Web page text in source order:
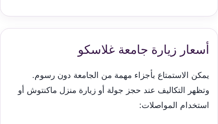
أسعار زيارة جامعة غلاسكو
يمكن الاستمتاع بأجزاء مهمة من الجامعة دون رسوم.
وتظهر التكاليف عند حجز جولة أو زيارة منزل ماكنتوش أو
استخدام المواصلات: